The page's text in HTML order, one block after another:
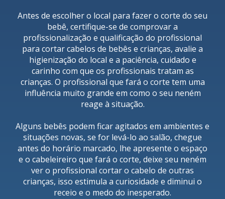
Antes de escolher o local para fazer o corte do seu
bebê, certifique-se de comprovar a
profissionalização e qualificação do profissional
para cortar cabelos de bebês e crianças, avalie a
higienização do local e a paciência, cuidado e
carinho com que os profissionais tratam as
crianças. O profissional que fará o corte tem uma
influência muito grande em como o seu neném
reage à situação.
Alguns bebês podem ficar agitados em ambientes e
situações novas, se for levá-lo ao salão, chegue
antes do horário marcado, lhe apresente o espaço
e o cabeleireiro que fará o corte, deixe seu neném
ver o profissional cortar o cabelo de outras
crianças, isso estimula a curiosidade e diminui o
receio e o medo do inesperado.